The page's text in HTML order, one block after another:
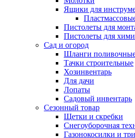
Ящики для
Пистолеты для
Пистолеты для
Сад и огород
Шланги
Тачки строительные
Хозинвентарь
Для дачи
Лопаты
Садовый инвентарь
Сезонный товар
Щетки и скребки
Снегоуборочная
Газонокосилки и